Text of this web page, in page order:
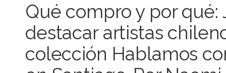
Qué compro y por qué:
destacar artistas
colección Hablamos